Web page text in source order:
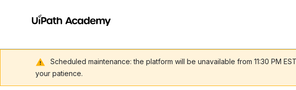
Scheduled maintenance: the platform will be unavailable from 11:30 PM
your patience.